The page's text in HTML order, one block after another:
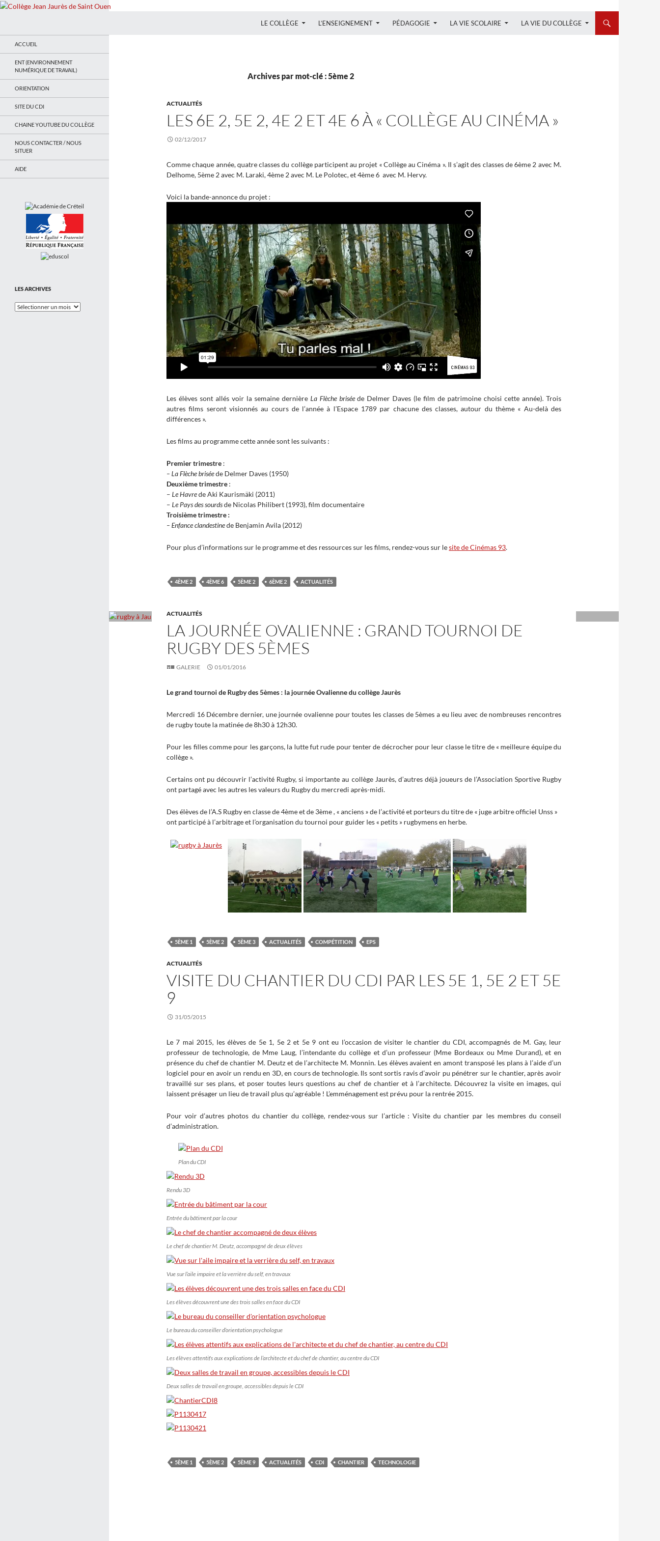
LE COLLÈGE L’ENSEIGNEMENT PÉDAGOGIE LA VIE SCOLAIRE LA VIE DU COLLÈGE
Archives par mot-clé : 5ème 2
ACTUALITÉS
LES 6E 2, 5E 2, 4E 2 ET 4E 6 À « COLLÈGE AU CINÉMA »
02/12/2017
Comme chaque année, quatre classes du collège participent au projet « Collège au Cinéma ». Il s’agit des classes de 6ème 2 avec M.
Delhome, 5ème 2 avec M. Laraki, 4ème 2 avec M. Le Polotec, et 4ème 6 avec M. Hervy.
Voici la bande-annonce du projet :
Les élèves sont allés voir la semaine dernièreLa Flèche briséede Delmer Daves (le film de patrimoine choisi cette année). Trois
autres films seront visionnés au cours de l’année à l’Espace 1789 par chacune des classes, autour du thème « Au-delà des
différences ».
Les films au programme cette année sont les suivants :
Premier trimestre :
– La Flèche briséede Delmer Daves (1950)
Deuxième trimestre :
– Le Havrede Aki Kaurismäki (2011)
– Le Pays des sourdsde Nicolas Philibert (1993), film documentaire
Troisième trimestre :
–Enfance clandestinede Benjamin Avila (2012)
Pour plus d’informations sur le programme et des ressources sur les films, rendez-vous sur lesite de Cinémas 93.
4ÈME 2 4ÈME 6 5ÈME 2 6ÈME 2 ACTUALITÉS
ACTUALITÉS
LA JOURNÉE OVALIENNE : GRAND TOURNOI DE
RUGBY DES 5ÈMES
GALERIE 01/01/2016
Le grand tournoi de Rugby des 5èmes : la journée Ovalienne du collège Jaurès
Mercredi 16 Décembre dernier, une journéeovalienne pour toutes les classes de 5èmes a eu lieu avec de nombreuses rencontres
de rugby toute la matinée de 8h30 à 12h30.
Pour les filles comme pour les garçons, la lutte fut rude pour tenter de décrocher pour leur classe le titre de « meilleure équipe du
collège ».
Certains ont pu découvrir l’activité Rugby, si importante au collège Jaurès, d’autres déjà joueurs de l’Association Sportive Rugby
ont partagé avec les autres les valeurs du Rugby du mercredi après-midi.
Des élèves de l’A.S Rugby en classe de 4ème et de 3ème , « anciens » de l’activité et porteurs du titre de « juge arbitre officiel Unss »
ont participé à l’arbitrage et l’organisation du tournoi pour guider les « petits » rugbymens en herbe.
5ÈME 1 5ÈME 2 5ÈME 3 ACTUALITÉS COMPÉTITION EPS
ACTUALITÉS
VISITE DU CHANTIER DU CDI PAR LES 5E 1, 5E 2 ET 5E
9
31/05/2015
Le 7 mai 2015, les élèves de 5e 1, 5e 2 et 5e 9 ont eu l’occasion de visiter le chantier du CDI, accompagnés de M. Gay, leur
professeur de technologie, de Mme Laug, l’intendante du collège et d’un professeur (Mme Bordeaux ou Mme Durand), et en
présence du chef de chantier M. Deutz et de l’architecte M. Monnin. Les élèves avaient en amont transposé les plans à l’aide d’un
logiciel pour en avoir un rendu en 3D, en cours de technologie. Ils sont sortis ravis d’avoir pu pénétrer sur le chantier, après avoir
travaillé sur ses plans, et poser toutes leurs questions au chef de chantier et à l’architecte. Découvrez la visite en images, qui
laissent présager un lieu de travail plus qu’agréable ! L’emménagement est prévu pour la rentrée 2015.
Pour voir d’autres photos du chantier du collège, rendez-vous sur l’article : Visite du chantier par les membres du conseil
d’administration.
Plan du CDI
Rendu 3D
Entrée du bâtiment par la cour
Le chef de chantier M. Deutz, accompagné de deux élèves
Vue sur l’aile impaire et la verrière du self, en travaux
Les élèves découvrent une des trois salles en face du CDI
Le bureau du conseiller d’orientation psychologue
Les élèves attentifs aux explications de l’architecte et du chef de chantier, au centre du CDI
Deux salles de travail en groupe, accessibles depuis le CDI
5ÈME 1 5ÈME 2 5ÈME 9 ACTUALITÉS CDI CHANTIER TECHNOLOGIE
ACCUEIL
ENT (ENVIRONNEMENT
NUMÉRIQUE DE TRAVAIL)
ORIENTATION
SITE DU CDI
CHAINE YOUTUBE DU COLLÈGE
NOUS CONTACTER / NOUS
SITUER
AIDE
LES ARCHIVES
Les